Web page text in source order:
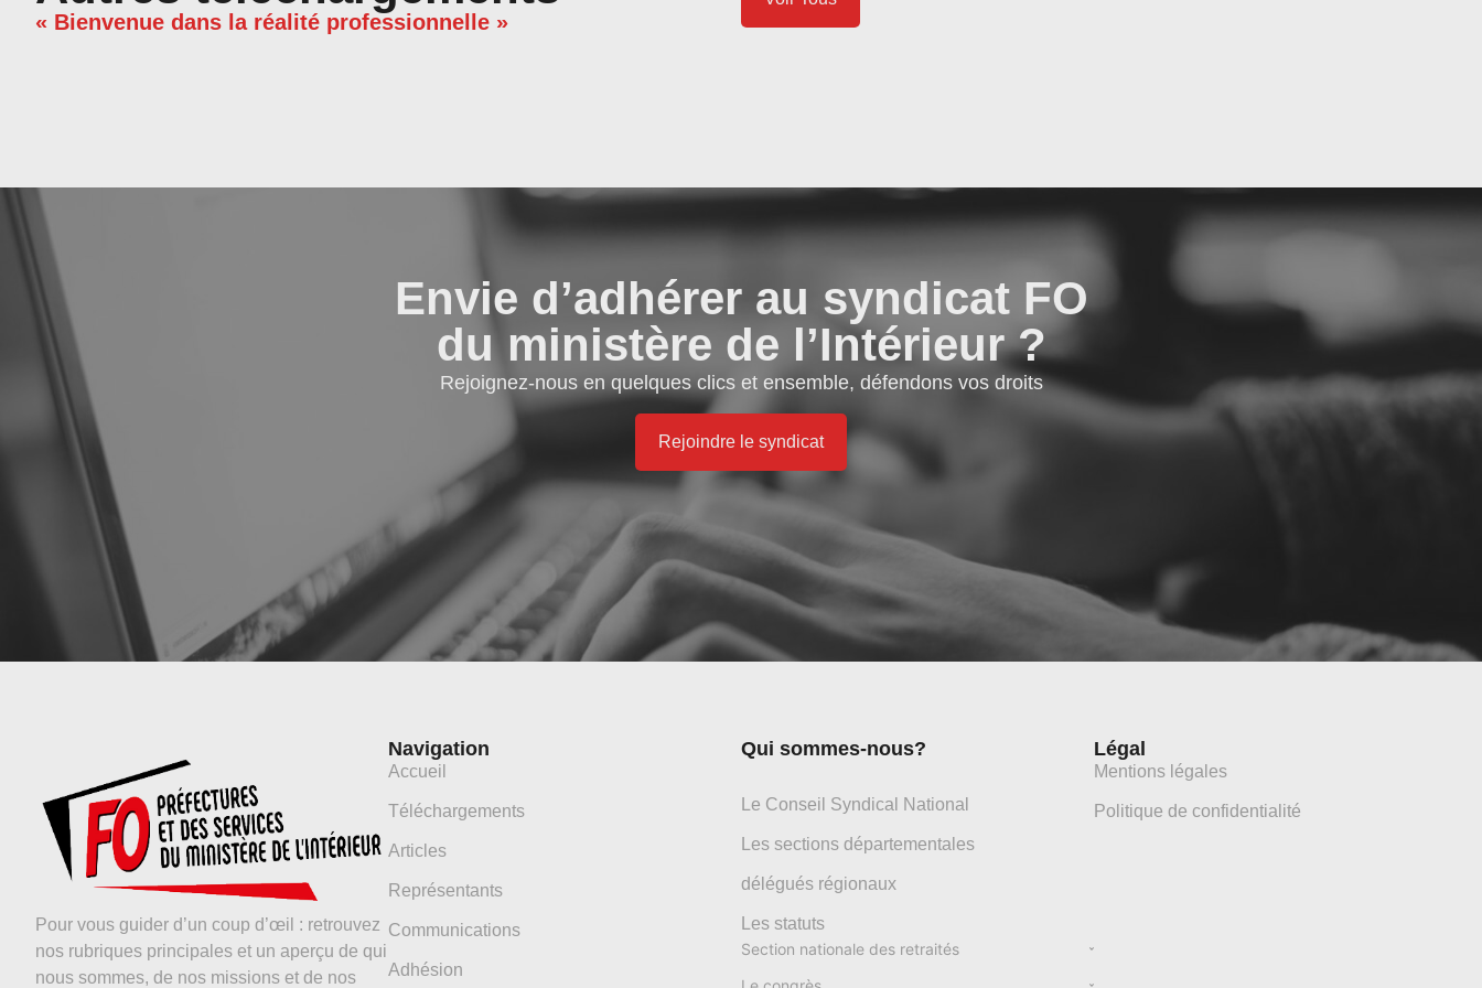
« Bienvenue dans la réalité professionnelle »
Envie d’adhérer au syndicat FO
du ministère de l’Intérieur ?
Rejoignez-nous en quelques clics et ensemble, défendons vos droits
Rejoindre le syndicat
Pour vous guider d’un coup d’œil : retrouvez
nos rubriques principales et un aperçu de qui
nous sommes, de nos missions et de nos
Navigation
Accueil
Téléchargements
Articles
Représentants
Communications
Adhésion
Qui sommes-nous?
Le Conseil Syndical National
Les sections départementales
délégués régionaux
Les statuts
Section nationale des retraités
Légal
Mentions légales
Politique de confidentialité